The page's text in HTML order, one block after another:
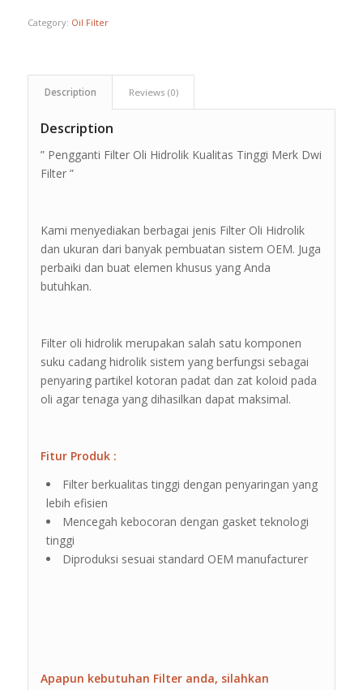
Category: Oil Filter
Description Reviews (0)
Description
” Pengganti Filter Oli Hidrolik Kualitas Tinggi Merk Dwi
Filter ”
Kami menyediakan berbagai jenis Filter Oli Hidrolik
dan ukuran dari banyak pembuatan sistem OEM. Juga
perbaiki dan buat elemen khusus yang Anda
butuhkan.
Filter oli hidrolik merupakan salah satu komponen
suku cadang hidrolik sistem yang berfungsi sebagai
penyaring partikel kotoran padat dan zat koloid pada
oli agar tenaga yang dihasilkan dapat maksimal.
Fitur Produk :
Filter berkualitas tinggi dengan penyaringan yang
lebih efisien
Mencegah kebocoran dengan gasket teknologi
tinggi
Diproduksi sesuai standard OEM manufacturer
Apapun kebutuhan Filter anda, silahkan